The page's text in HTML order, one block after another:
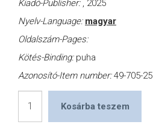
Kiadó-Publisher: , 2025
Nyelv-Language: magyar
Oldalszám-Pages:
Kötés-Binding: puha
Azonosító-Item number:49-705-25
Kosárba teszem